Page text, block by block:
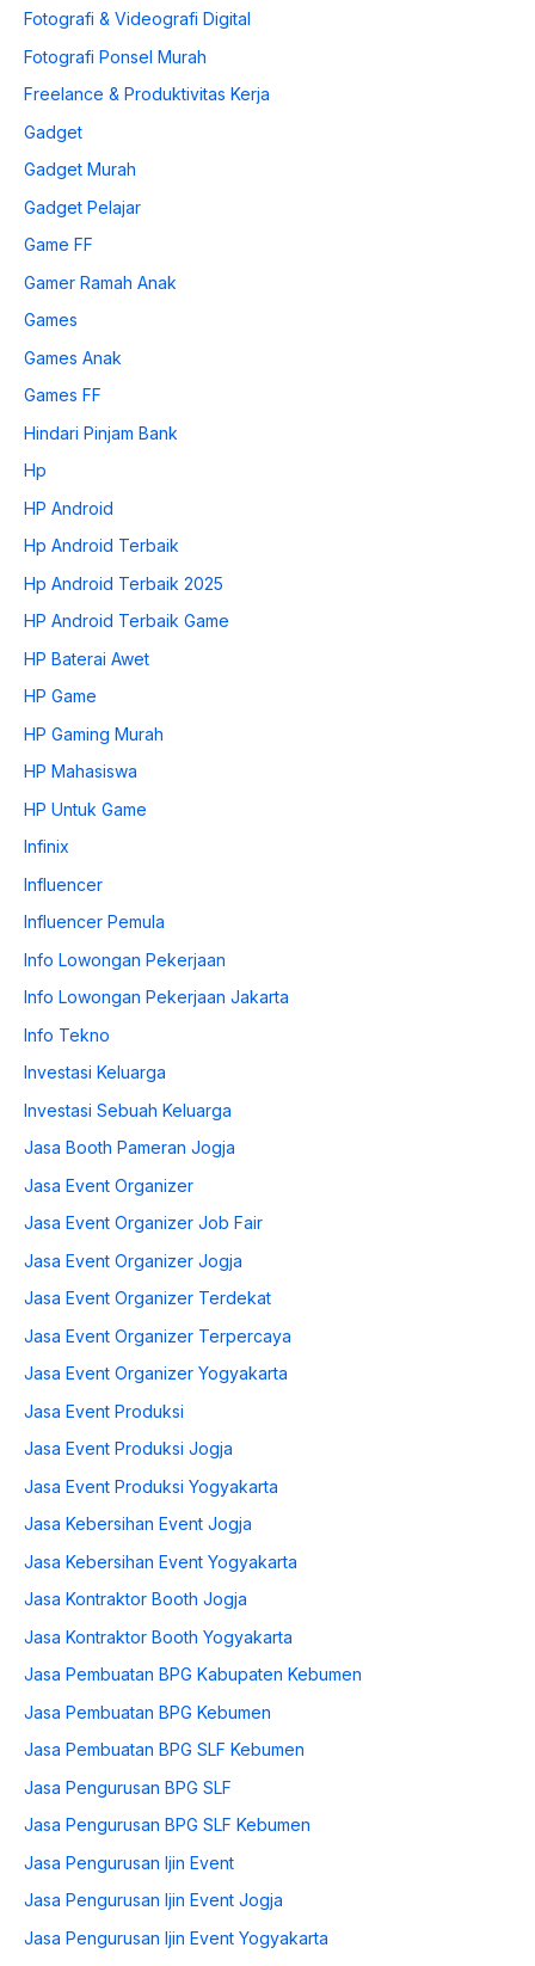
Fotografi & Videografi Digital
Fotografi Ponsel Murah
Freelance & Produktivitas Kerja
Gadget
Gadget Murah
Gadget Pelajar
Game FF
Gamer Ramah Anak
Games
Games Anak
Games FF
Hindari Pinjam Bank
Hp
HP Android
Hp Android Terbaik
Hp Android Terbaik 2025
HP Android Terbaik Game
HP Baterai Awet
HP Game
HP Gaming Murah
HP Mahasiswa
HP Untuk Game
Infinix
Influencer
Influencer Pemula
Info Lowongan Pekerjaan
Info Lowongan Pekerjaan Jakarta
Info Tekno
Investasi Keluarga
Investasi Sebuah Keluarga
Jasa Booth Pameran Jogja
Jasa Event Organizer
Jasa Event Organizer Job Fair
Jasa Event Organizer Jogja
Jasa Event Organizer Terdekat
Jasa Event Organizer Terpercaya
Jasa Event Organizer Yogyakarta
Jasa Event Produksi
Jasa Event Produksi Jogja
Jasa Event Produksi Yogyakarta
Jasa Kebersihan Event Jogja
Jasa Kebersihan Event Yogyakarta
Jasa Kontraktor Booth Jogja
Jasa Kontraktor Booth Yogyakarta
Jasa Pembuatan BPG Kabupaten Kebumen
Jasa Pembuatan BPG Kebumen
Jasa Pembuatan BPG SLF Kebumen
Jasa Pengurusan BPG SLF
Jasa Pengurusan BPG SLF Kebumen
Jasa Pengurusan Ijin Event
Jasa Pengurusan Ijin Event Jogja
Jasa Pengurusan Ijin Event Yogyakarta